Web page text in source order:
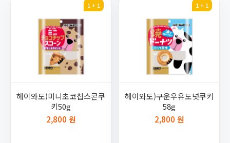
1 + 1
헤이와도)미니초코칩스콘쿠
키50g
2,800 원
1 + 1
헤이와도)구운우유도넛쿠키
58g
2,800 원